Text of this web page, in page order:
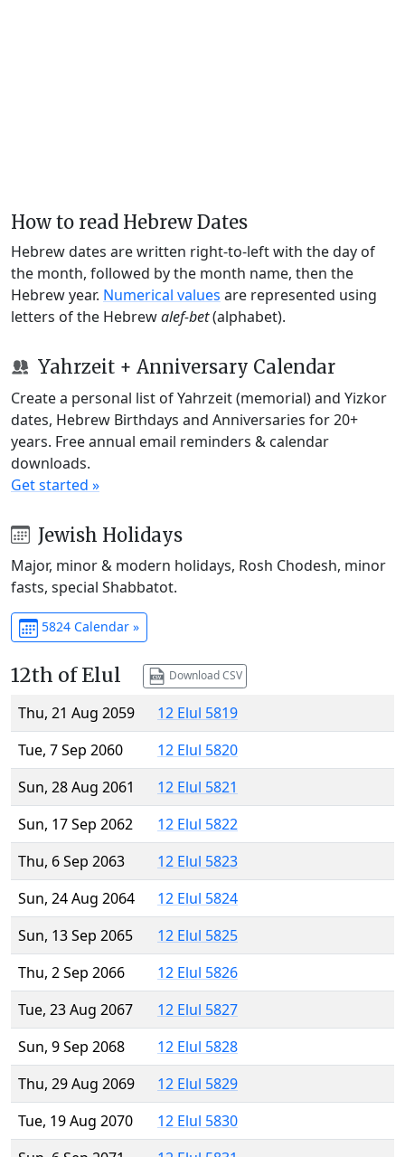
How to read Hebrew Dates
Hebrew dates are written right-to-left with the day of
the month, followed by the month name, then the
Hebrew year. Numerical values are represented using
letters of the Hebrewalef-bet(alphabet).
Yahrzeit + Anniversary Calendar
Create a personal list of Yahrzeit (memorial) and Yizkor
dates, Hebrew Birthdays and Anniversaries for 20+
years. Free annual email reminders & calendar
downloads.
Get started »
Jewish Holidays
Major, minor & modern holidays, Rosh Chodesh, minor
fasts, special Shabbatot.
5824 Calendar »
12th of Elul Download CSV
Thu, 21 Aug 2059
12 Elul 5819
Tue, 7 Sep 2060
12 Elul 5820
Sun, 28 Aug 2061
12 Elul 5821
Sun, 17 Sep 2062
12 Elul 5822
Thu, 6 Sep 2063
12 Elul 5823
Sun, 24 Aug 2064
12 Elul 5824
Sun, 13 Sep 2065
12 Elul 5825
Thu, 2 Sep 2066
12 Elul 5826
Tue, 23 Aug 2067
12 Elul 5827
Sun, 9 Sep 2068
12 Elul 5828
Thu, 29 Aug 2069
12 Elul 5829
Tue, 19 Aug 2070
12 Elul 5830